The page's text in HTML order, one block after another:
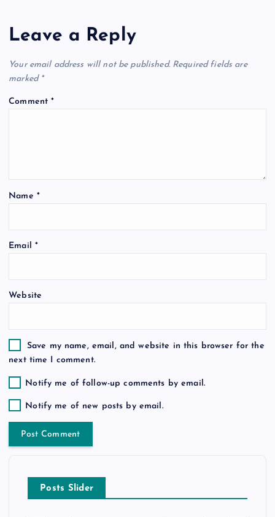
a
v
i
t
o
Leave a Reply
Your email address will not be published. Required fields are
marked *
Comment*
Name *
Email *
Website
Save my name, email, and website in this browser for the
next time I comment.
Notify me of follow-up comments by email.
Notify me of new posts by email.
Posts Slider